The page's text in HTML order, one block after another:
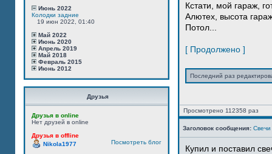
Июнь 2022
Колодки задние
19 июн 2022, 01:40
Май 2022
Июнь 2020
Апрель 2019
Май 2018
Февраль 2015
Июнь 2012
Друзья
Друзья в online
Нет друзей в online
Друзья в offline
Посмотреть блог
Nikola1977
Кстати, мой гараж,
Алютех, высота
Потол...
[ Продолжено ]
Последний раз
Просмотрено 112358 раз
Заголовок сообщения: Свечи
Купил и поставил